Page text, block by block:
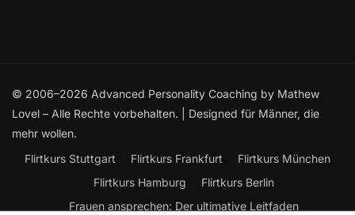
© 2006–2026 Advanced Personality Coaching by Mathew
Lovel – Alle Rechte vorbehalten. | Designed für Männer, die
mehr wollen.
Flirtkurs Stuttgart
Flirtkurs Frankfurt
Flirtkurs München
Flirtkurs Hamburg
Flirtkurs Berlin
Frauen ansprechen: Der ultimative Leitfaden